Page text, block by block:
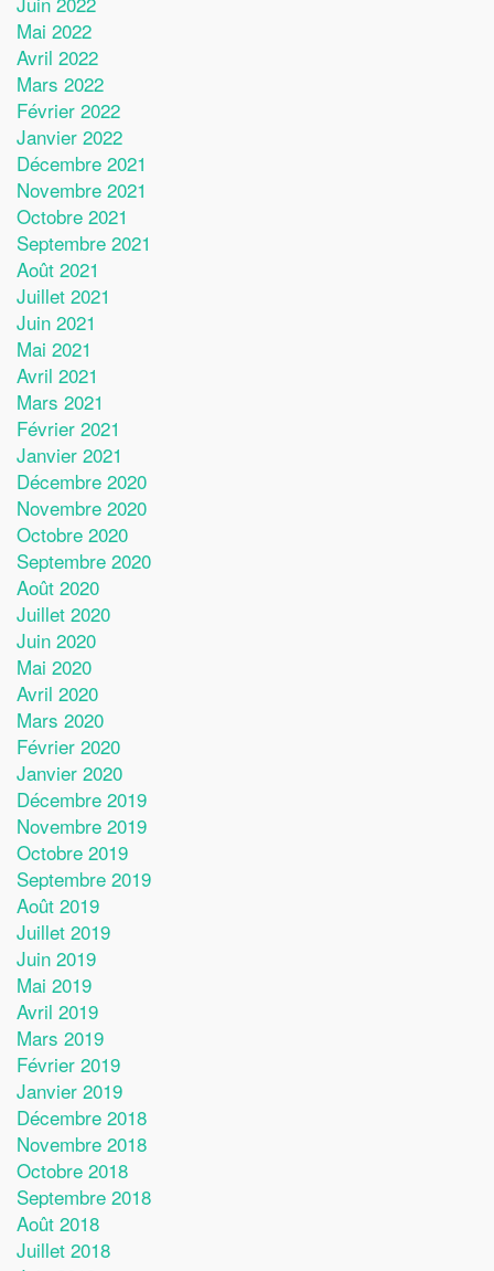
Mai 2022
Avril 2022
Mars 2022
Février 2022
Janvier 2022
Décembre 2021
Novembre 2021
Octobre 2021
Septembre 2021
Août 2021
Juillet 2021
Juin 2021
Mai 2021
Avril 2021
Mars 2021
Février 2021
Janvier 2021
Décembre 2020
Novembre 2020
Octobre 2020
Septembre 2020
Août 2020
Juillet 2020
Juin 2020
Mai 2020
Avril 2020
Mars 2020
Février 2020
Janvier 2020
Décembre 2019
Novembre 2019
Octobre 2019
Septembre 2019
Août 2019
Juillet 2019
Juin 2019
Mai 2019
Avril 2019
Mars 2019
Février 2019
Janvier 2019
Décembre 2018
Novembre 2018
Octobre 2018
Septembre 2018
Août 2018
Juillet 2018